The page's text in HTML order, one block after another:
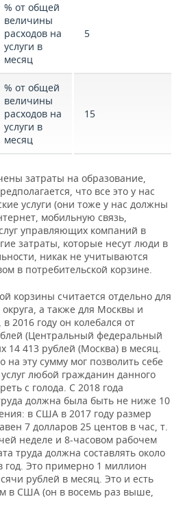
% от общей
величины
расходов на
услуги в
месяц
5
% от общей
величины
расходов на
услуги в
месяц
15
затраты на образование,
что все это у нас
услуги (они тоже у нас должны
мобильную связь,
управляющих компаний в
затраты, которые несут люди в
никак не учитываются
в потребительской корзине.
корзины считается отдельно для
а также для Москвы и
2016 году он колебался от
(Центральный федеральный
14 413 рублей (Москва) в месяц.
на эту сумму мог позволить себе
любой гражданин данного
с голода. С 2018 года
должна была быть не ниже 10
в США в 2017 году размер
7 долларов 25 центов в час, т.
неделе и 8-часовом рабочем
труда должна составлять около
год. Это примерно 1 миллион
рублей в месяц. Это и есть
в США (он в восемь раз выше,